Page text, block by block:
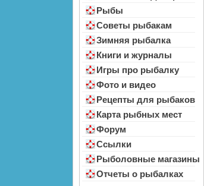
Рыбы
Советы рыбакам
Зимняя рыбалка
Книги и журналы
Игры про рыбалку
Фото и видео
Рецепты для рыбаков
Карта рыбных мест
Форум
Ссылки
Рыболовные магазины
Отчеты о рыбалках